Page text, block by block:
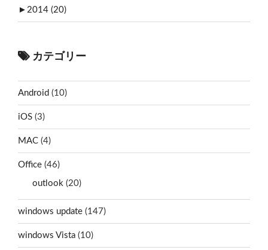
► 2014 (20)
カテゴリー
Android (10)
iOS (3)
MAC (4)
Office (46)
outlook (20)
windows update (147)
windows Vista (10)